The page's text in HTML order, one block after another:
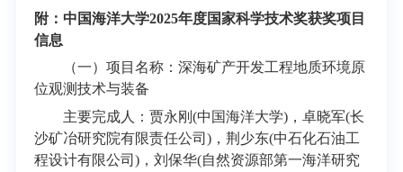
附：中国海洋大学2025年度国家科学技术奖获奖项目
信息
（一）项目名称：深海矿产开发工程地质环境原
位观测技术与装备
主要完成人：贾永刚(中国海洋大学)，卓晓军(长
沙矿冶研究院有限责任公司)，荆少东(中石化石油工
程设计有限公司)，刘保华(自然资源部第一海洋研究